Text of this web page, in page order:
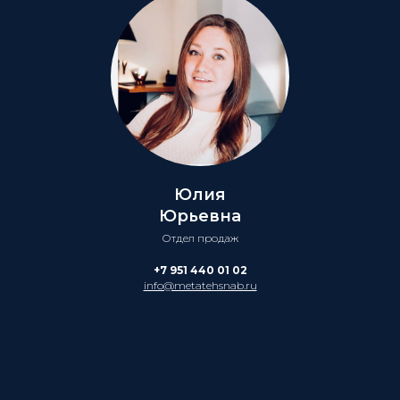
Юлия
Юрьевна
Отдел продаж
+7 951 440 01 02
info@metatehsnab.ru